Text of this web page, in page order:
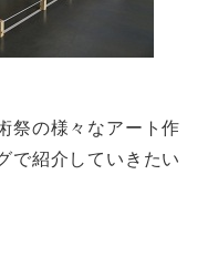
祭の様々なアート作
で紹介していきたい